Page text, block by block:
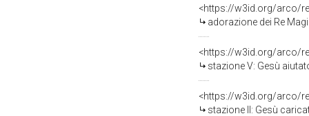
<https://w3id.org/arco/
adorazione dei Re
<https://w3id.org/arco/
stazione V: Gesù
<https://w3id.org/arco/
stazione II: Gesù